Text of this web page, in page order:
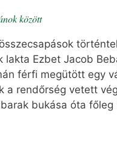
között
lakta Ezbet Jacob
férfi megütött egy
a rendőrség vetett
bukása óta